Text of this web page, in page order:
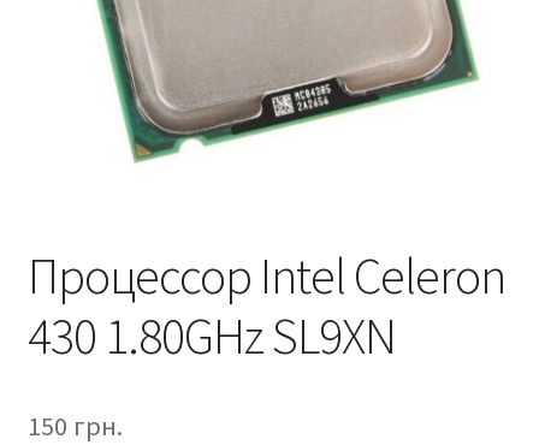
Процессор Intel Celeron
430 1.80GHz SL9XN
150 грн.